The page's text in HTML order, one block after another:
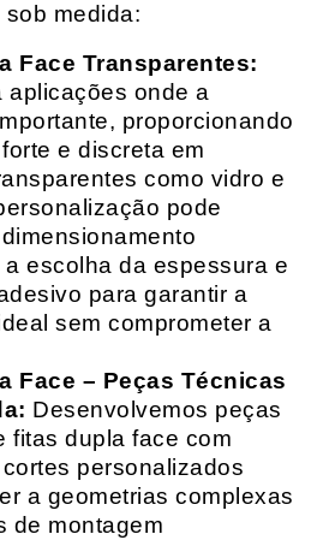
medida:
Face Transparentes:
aplicações onde a
proporcionando
e discreta em
como vidro e
pode
escolha da espessura e
para garantir a
sem comprometer a
Face – Peças Técnicas
Desenvolvemos peças
fitas dupla face com
personalizados
a geometrias complexas
de montagem